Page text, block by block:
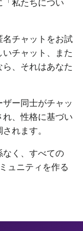
私たちについ
チャットをお試
チャット、また
、それはあなた
ー同士がチャッ
れ、性格に基づい
れます。
く、すべての
ュニティを作る